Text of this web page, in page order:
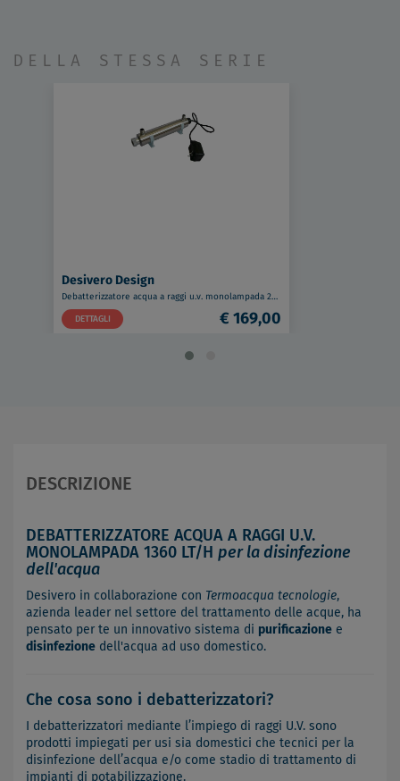
DELLA STESSA SERIE
Desivero Design
Debatterizzatore acqua a raggi u.v. monolampada 240 lt/h codice prod: HA300
DETTAGLI
€ 169,00
DESCRIZIONE
DEBATTERIZZATORE ACQUA A RAGGI U.V.
MONOLAMPADA 1360 LT/H per la disinfezione
dell'acqua
Desivero in collaborazione con Termoacqua tecnologie,
azienda leader nel settore del trattamento delle acque, ha
pensato per te un innovativo sistema di purificazione e
disinfezione dell'acqua ad uso domestico.
Che cosa sono i debatterizzatori?
I debatterizzatori mediante l’impiego di raggi U.V. sono
prodotti impiegati per usi sia domestici che tecnici per la
disinfezione dell’acqua e/o come stadio di trattamento di
impianti di potabilizzazione.